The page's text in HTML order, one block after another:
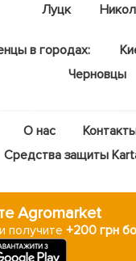
Луцк
в городах:
Черновцы
О нас
Средства защиты
Agromarket
получите +200 грн